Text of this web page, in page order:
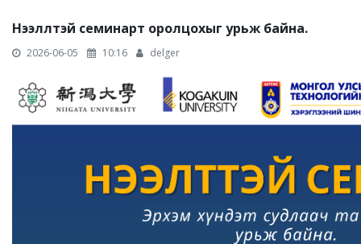
Нээллтэй семинарт оролцохыг урьж байна.
2026-06-05 10:16 delger